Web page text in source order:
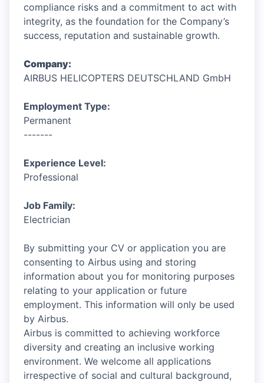
compliance risks and a commitment to act with
integrity, as the foundation for the Company’s
success, reputation and sustainable growth.
Company:
AIRBUS HELICOPTERS DEUTSCHLAND GmbH
Employment Type:
Permanent
-------
Experience Level:
Professional
Job Family:
Electrician
By submitting your CV or application you are
consenting to Airbus using and storing
information about you for monitoring purposes
relating to your application or future
employment. This information will only be used
by Airbus.
Airbus is committed to achieving workforce
diversity and creating an inclusive working
environment. We welcome all applications
irrespective of social and cultural background,